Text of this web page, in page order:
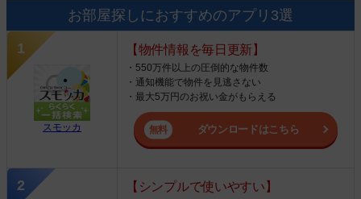
お部屋探しにおすすめのアプリ3選
スモッカ
【物件情報を毎日更新】
・550万件以上の圧倒的な物件数
・通知機能で物件を見逃さない
・最大5万円のお祝い金がもらえる
ダウンロードはこちら
【シンプルで使いやすい】